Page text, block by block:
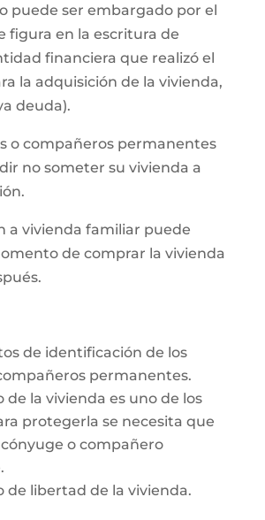
puede ser embargado por el
figura en la escritura de
financiera que realizó el
la adquisición de la vivienda,
deuda).
o compañeros permanentes
no someter su vivienda a
a vivienda familiar puede
de comprar la vivienda
de identificación de los
permanentes.
de la vivienda es uno de los
protegerla se necesita que
o compañero
de libertad de la vivienda.